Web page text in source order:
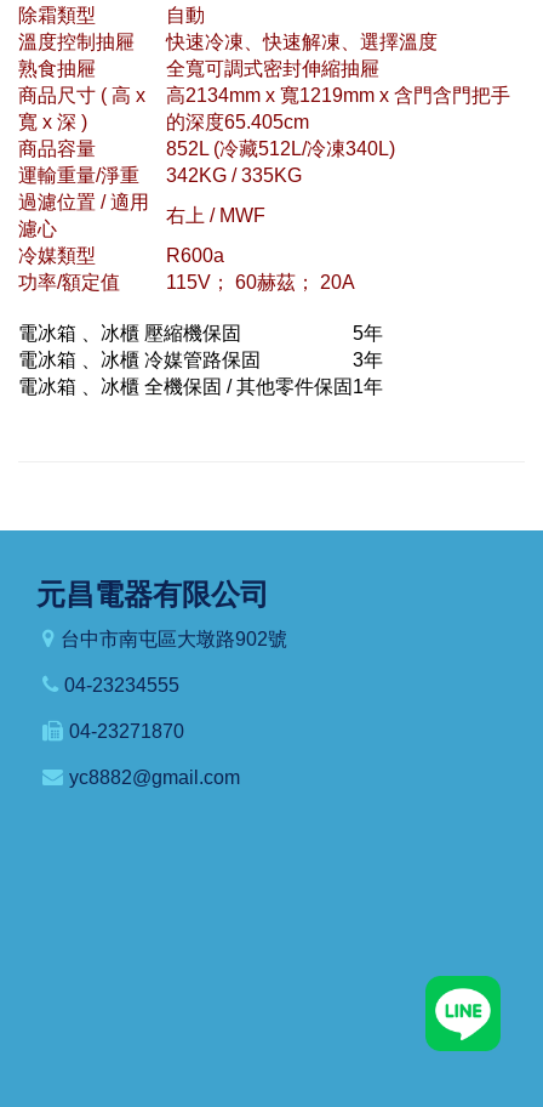
除霜類型
自動
溫度控制抽屜
快速冷凍、快速解凍、選擇溫度
熟食抽屜
全寬可調式密封伸縮抽屜
商品尺寸 ( 高 x
寬 x 深 )
高2134mm x 寬1219mm x 含門含門把手
的深度65.405cm
商品容量
852L (冷藏512L/冷凍340L)
運輸重量/淨重
342KG / 335KG
過濾位置 / 適用
濾心
右上 / MWF
冷媒類型
R600a
功率/額定值
115V； 60赫茲； 20A
電冰箱 、冰櫃 壓縮機保固
5年
電冰箱 、冰櫃 冷媒管路保固
3年
電冰箱 、冰櫃 全機保固 / 其他零件保固 1年
元昌電器有限公司
台中市南屯區大墩路902號
04-23234555
04-23271870
yc8882@gmail.com